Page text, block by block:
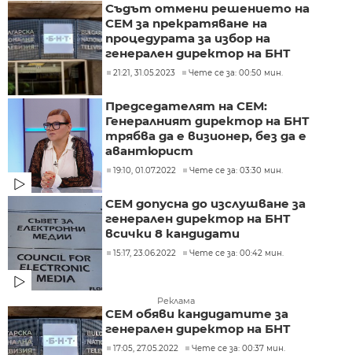
Съдът отмени решението на
СЕМ за прекратяване на
процедурата за избор на
генерален директор на БНТ
21:21, 31.05.2023 Чете се за: 00:50 мин.
Председателят на СЕМ:
Генералният директор на БНТ
трябва да е визионер, без да е
авантюрист
19:10, 01.07.2022 Чете се за: 03:30 мин.
СЕМ допусна до изслушване за
генерален директор на БНТ
всички 8 кандидати
15:17, 23.06.2022 Чете се за: 00:42 мин.
Реклама
СЕМ обяви кандидатите за
генерален директор на БНТ
17:05, 27.05.2022 Чете се за: 00:37 мин.